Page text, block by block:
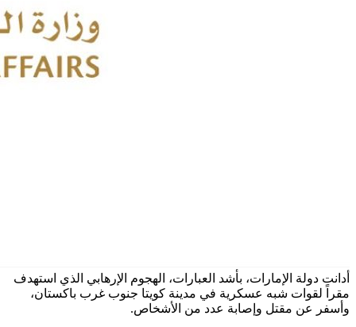
أدانت دولة الإمارات، بأشد العبارات، الهجوم الإرهابي الذي استهدف
مقراً لقوات شبه عسكرية في مدينة كويتا جنوب غرب باكستان،
وأسفر عن مقتل وإصابة عدد من الأشخاص.